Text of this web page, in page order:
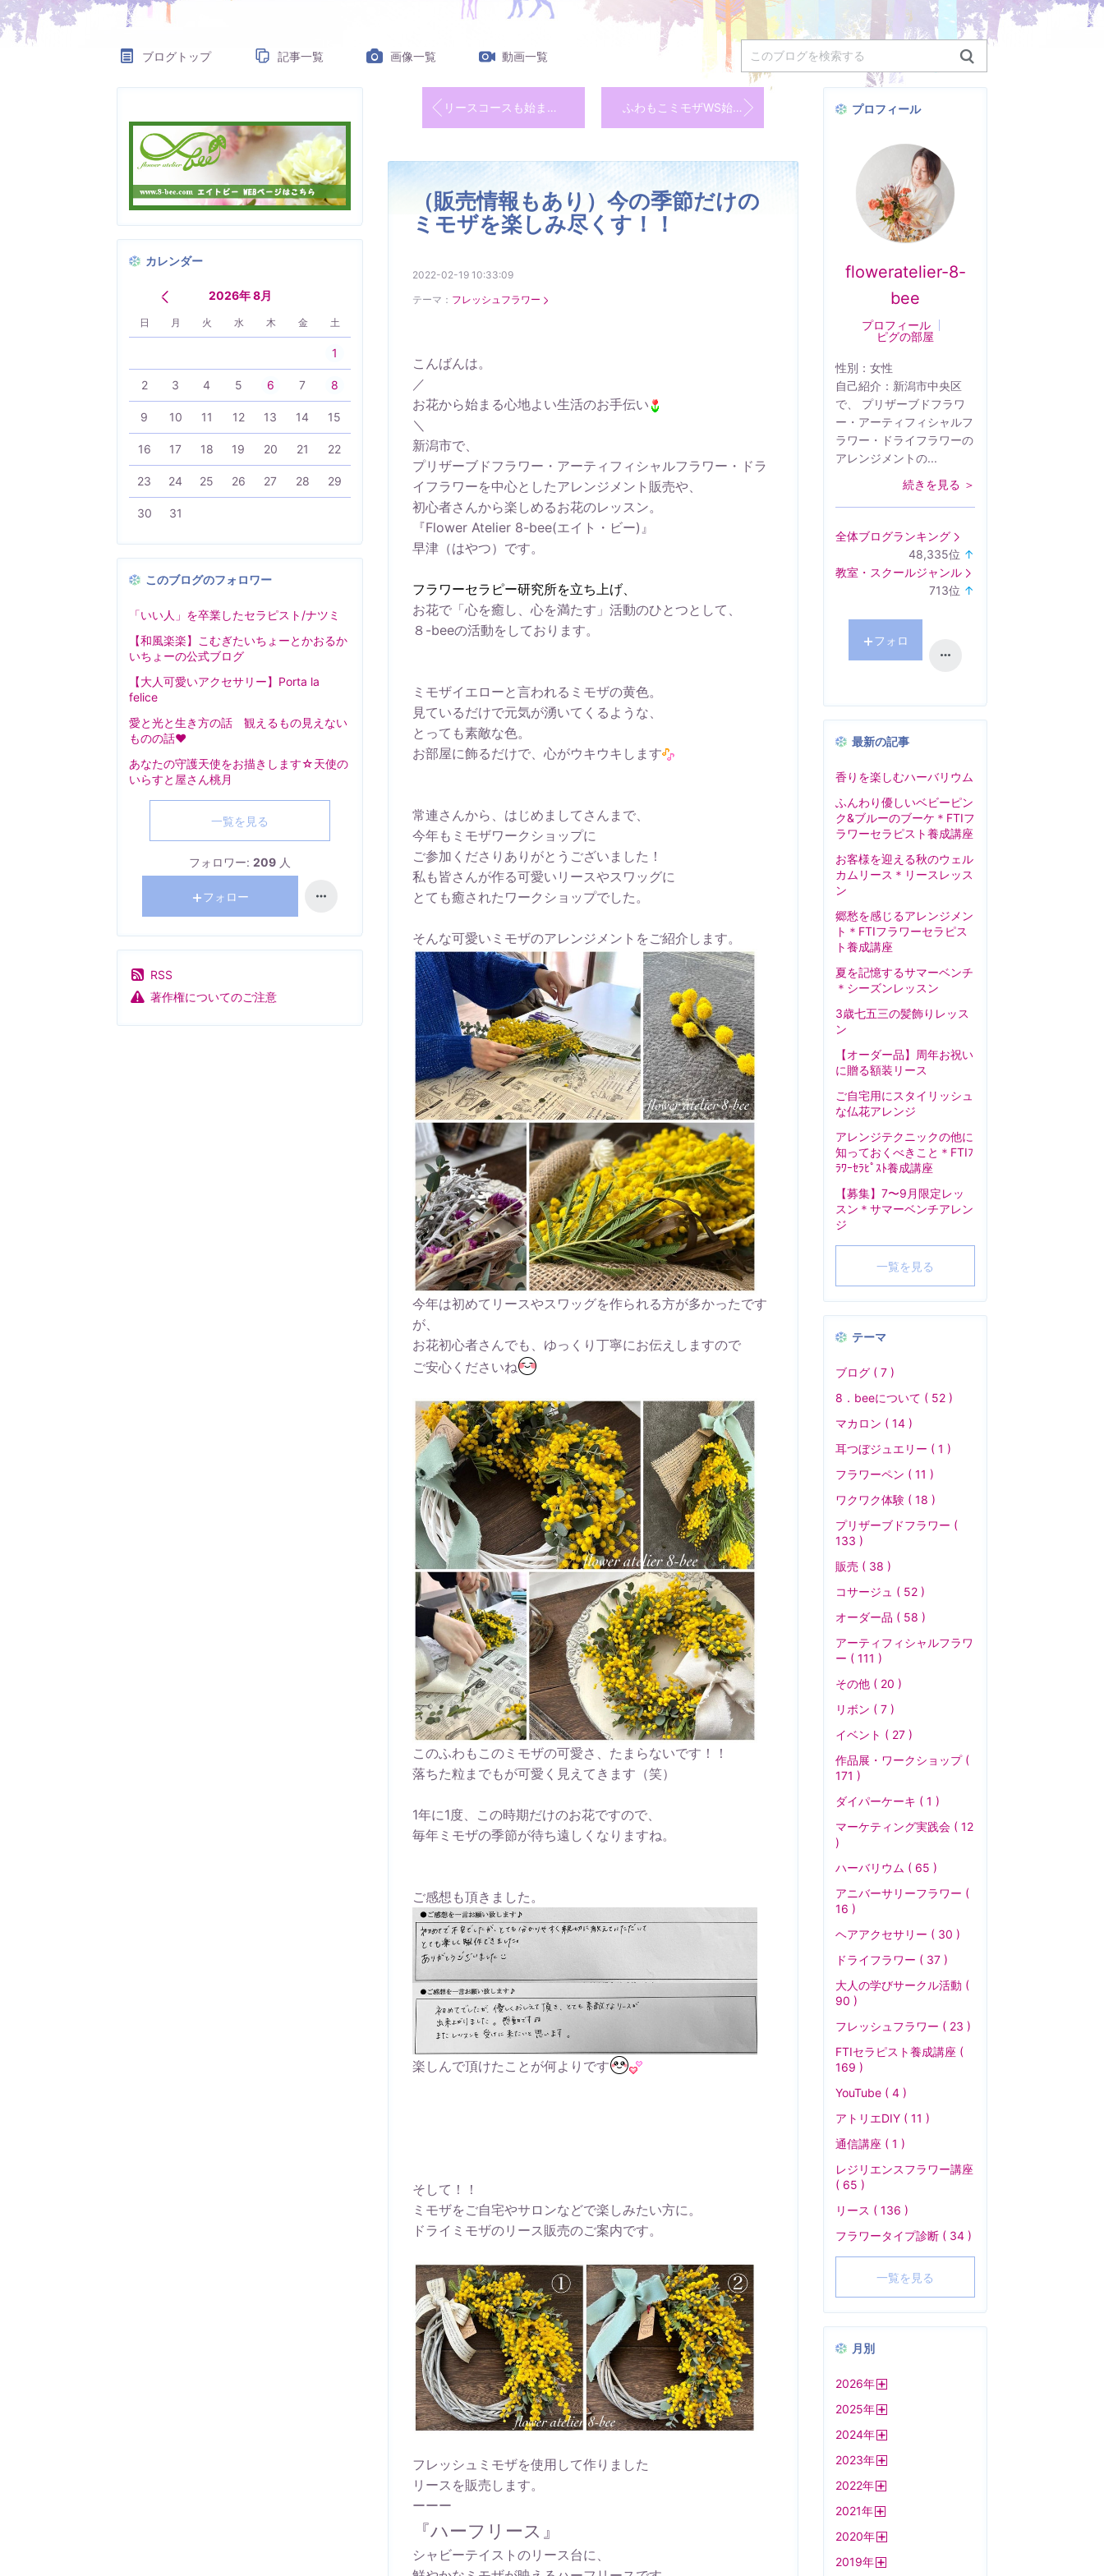
ブログトップ 記事一覧 画像一覧 動画一覧
リースコースも始まっています(*´ω｀) ふわもこミモザWS始まっています♡
（販売情報もあり）今の季節だけの
ミモザを楽しみ尽くす！！
2022-02-19 10:33:09
テーマ： フレッシュフラワー
こんばんは。
／
お花から始まる心地よい生活のお手伝い
＼
新潟市で、
プリザーブドフラワー・アーティフィシャルフラワー・ドラ
イフラワーを中心としたアレンジメント販売や、
初心者さんから楽しめるお花のレッスン。
『Flower Atelier 8-bee(エイト・ビー)』
早津（はやつ）です。
フラワーセラピー研究所を立ち上げ、
お花で「心を癒し、心を満たす」活動のひとつとして、
８-beeの活動をしております。
ミモザイエローと言われるミモザの黄色。
見ているだけで元気が湧いてくるような、
とっても素敵な色。
お部屋に飾るだけで、心がウキウキします
常連さんから、はじめましてさんまで、
今年もミモザワークショップに
ご参加くださりありがとうございました！
私も皆さんが作る可愛いリースやスワッグに
とても癒されたワークショップでした。
そんな可愛いミモザのアレンジメントをご紹介します。
今年は初めてリースやスワッグを作られる方が多かったです
が、
お花初心者さんでも、ゆっくり丁寧にお伝えしますので
ご安心くださいね
このふわもこのミモザの可愛さ、たまらないです！！
落ちた粒までもが可愛く見えてきます（笑）
1年に1度、この時期だけのお花ですので、
毎年ミモザの季節が待ち遠しくなりますね。
ご感想も頂きました。
楽しんで頂けたことが何よりです
そして！！
ミモザをご自宅やサロンなどで楽しみたい方に。
ドライミモザのリース販売のご案内です。
フレッシュミモザを使用して作りました
リースを販売します。
ーーー
『ハーフリース』
シャビーテイストのリース台に、
カレンダー
2026年 8月
日 月 火 水 木 金 土
1
2 3 4 5 6 7 8
9 10 11 12 13 14 15
16 17 18 19 20 21 22
23 24 25 26 27 28 29
30 31
このブログのフォロワー
「いい人」を卒業したセラピスト/ナツミ
【和風楽楽】こむぎたいちょーとかおるか
いちょーの公式ブログ
【大人可愛いアクセサリー】Porta la
felice
愛と光と生き方の話 観えるもの見えない
ものの話❤️
あなたの守護天使をお描きします☆天使の
いらすと屋さん桃月
一覧を見る
フォロワー: 209 人
フォロー
RSS
著作権についてのご注意
プロフィール
floweratelier-8-
bee
プロフィール
ピグの部屋
性別： 女性
自己紹介： 新潟市中央区
で、 プリザーブドフラワ
ー・アーティフィシャルフ
ラワー・ドライフラワーの
アレンジメントの...
続きを見る ＞
全体ブログランキング
48,335位 ↑
教室・スクールジャンル
713位 ↑
昇
フォロ
最新の記事
香りを楽しむハーバリウム
ふんわり優しいベビーピン
ク&ブルーのブーケ＊FTIフ
ラワーセラピスト養成講座
お客様を迎える秋のウェル
カムリース＊リースレッス
ン
郷愁を感じるアレンジメン
ト＊FTIフラワーセラピス
ト養成講座
夏を記憶するサマーベンチ
＊シーズンレッスン
3歳七五三の髪飾りレッス
ン
【オーダー品】周年お祝い
に贈る額装リース
ご自宅用にスタイリッシュ
な仏花アレンジ
アレンジテクニックの他に
知っておくべきこと＊FTIﾌ
ﾗﾜｰｾﾗﾋﾟｽﾄ養成講座
【募集】7〜9月限定レッ
スン＊サマーベンチアレン
ジ
一覧を見る
テーマ
ブログ ( 7 )
8．beeについて ( 52 )
マカロン ( 14 )
耳つぼジュエリー ( 1 )
フラワーペン ( 11 )
ワクワク体験 ( 18 )
プリザーブドフラワー (
133 )
販売 ( 38 )
コサージュ ( 52 )
オーダー品 ( 58 )
アーティフィシャルフラワ
ー ( 111 )
その他 ( 20 )
リボン ( 7 )
イベント ( 27 )
作品展・ワークショップ (
171 )
ダイパーケーキ ( 1 )
マーケティング実践会 ( 12
)
ハーバリウム ( 65 )
アニバーサリーフラワー (
16 )
ヘアアクセサリー ( 30 )
ドライフラワー ( 37 )
大人の学びサークル活動 (
90 )
フレッシュフラワー ( 23 )
FTIセラピスト養成講座 (
169 )
YouTube ( 4 )
アトリエDIY ( 11 )
通信講座 ( 1 )
レジリエンスフラワー講座
( 65 )
リース ( 136 )
フラワータイプ診断 ( 34 )
一覧を見る
月別
2026年
2025年
2024年
2023年
2022年
2021年
2020年
2019年